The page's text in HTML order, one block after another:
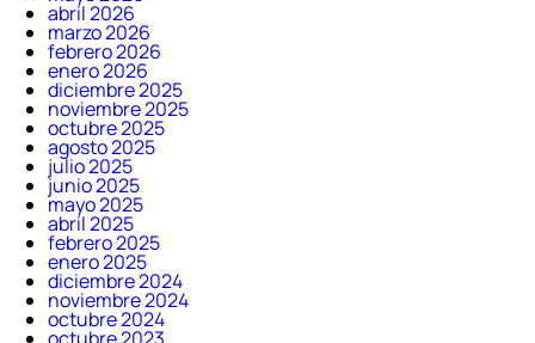
abril 2026
marzo 2026
febrero 2026
enero 2026
diciembre 2025
noviembre 2025
octubre 2025
agosto 2025
julio 2025
junio 2025
mayo 2025
abril 2025
febrero 2025
enero 2025
diciembre 2024
noviembre 2024
octubre 2024